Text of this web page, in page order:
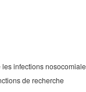
infections
de recherche